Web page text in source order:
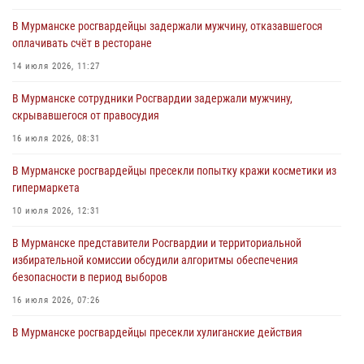
Сотрудники Росгвардии провели инструктаж по
антитеррористической защищенности для членов избирательных
31 июля 2026, 08:48 3
Сотрудники Росгвардии задержали мужчину, не оплатившего счет в
30 июля 2026, 14:09
В Управлении Росгвардии по Мурманской области прошло пожарно-
30 июля 2026, 14:05
В Мурманске росгвардейцы задержали мужчину, отказавшегося
оплачивать счёт в ресторане
14 июля 2026, 11:27
В Мурманске сотрудники Росгвардии задержали мужчину,
скрывавшегося от правосудия
16 июля 2026, 08:31
В Мурманске росгвардейцы пресекли попытку кражи косметики из
гипермаркета
10 июля 2026, 12:31
В Мурманске представители Росгвардии и территориальной
избирательной комиссии обсудили алгоритмы обеспечения
безопасности в период выборов
16 июля 2026, 07:26
В Мурманске росгвардейцы пресекли хулиганские действия